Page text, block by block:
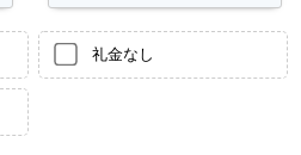
礼金なし